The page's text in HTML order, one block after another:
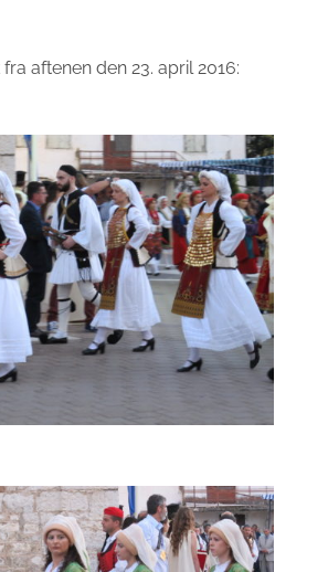
aftenen den 23. april 2016: